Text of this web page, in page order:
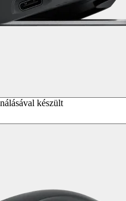
készült